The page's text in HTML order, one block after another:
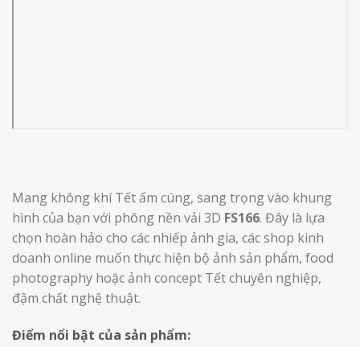
Mang không khí Tết ấm cúng, sang trọng vào khung
hình của bạn với phông nền vải 3D FS166. Đây là lựa
chọn hoàn hảo cho các nhiếp ảnh gia, các shop kinh
doanh online muốn thực hiện bộ ảnh sản phẩm, food
photography hoặc ảnh concept Tết chuyên nghiệp,
đậm chất nghệ thuật.
Điểm nổi bật của sản phẩm: